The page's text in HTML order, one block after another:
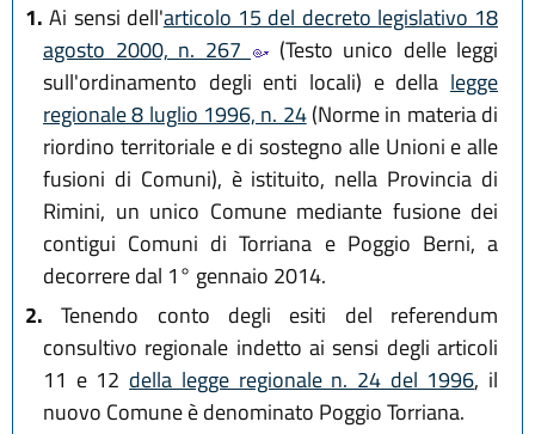
1. Ai sensi dell'articolo 15 del decreto legislativo 18
agosto 2000, n. 267
(Testo unico delle leggi
sull'ordinamento degli enti locali) e della legge
regionale 8 luglio 1996, n. 24(Norme in materia di
riordino territoriale e di sostegno alle Unioni e alle
fusioni di Comuni), è istituito, nella Provincia di
Rimini, un unico Comune mediante fusione dei
contigui Comuni di Torriana e Poggio Berni, a
decorrere dal 1° gennaio 2014.
2. Tenendo conto degli esiti del referendum
consultivo regionale indetto ai sensi degli articoli
11 e 12 della legge regionale n. 24 del 1996, il
nuovo Comune è denominato Poggio Torriana.